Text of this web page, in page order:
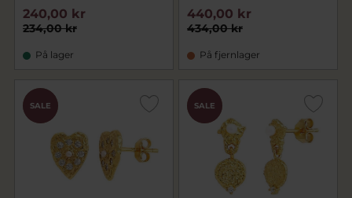
234,00 kr
240,00 kr
På lager
434,00 kr
440,00 kr
På fjernlager
PRIS
SALE
PRIS
SALE